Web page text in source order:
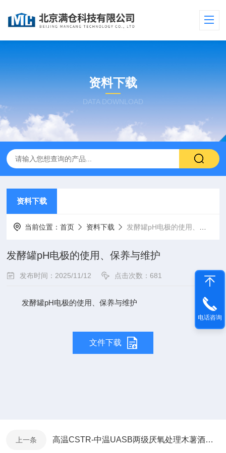
资料下载
DATA DOWNLOAD
资料下载
当前位置：首页 资料下载 发酵罐pH电极的使用、保养与维护
发酵罐pH电极的使用、保养与维护
发布时间：2025/11/12 点击次数：681
发酵罐pH电极的使用、保养与维护
文件下载
上一条 高温CSTR-中温UASB两级厌氧处理木薯酒精废水小试实验
电话咨询